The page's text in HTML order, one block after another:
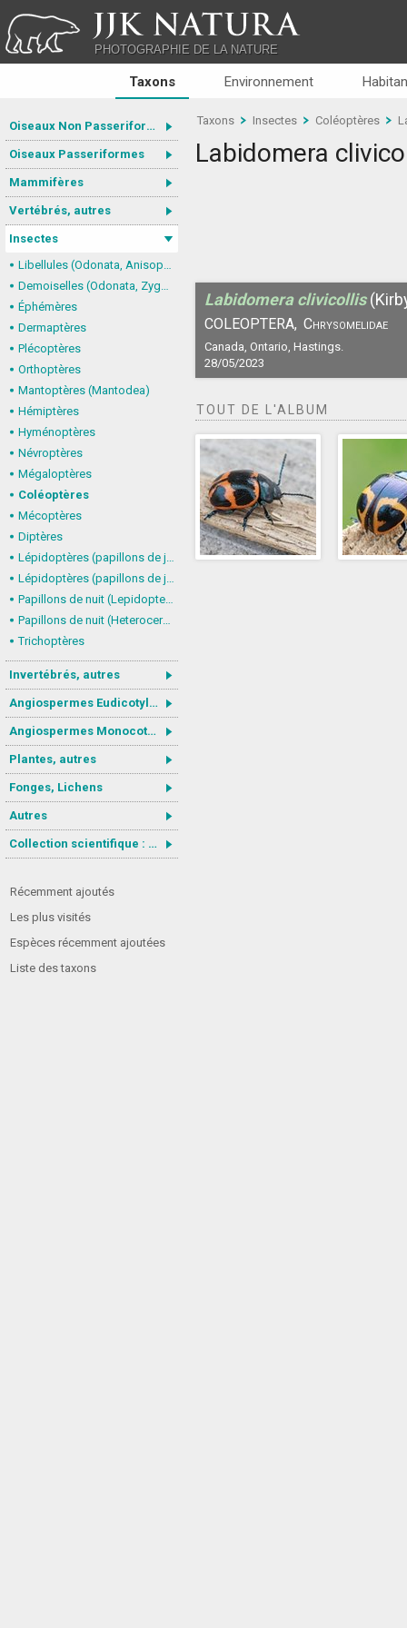
JJK NATURA
PHOTOGRAPHIE DE LA NATURE
Taxons Environnement
Oiseaux Non Passeriformes
Oiseaux Passeriformes
Mammifères
Vertébrés, autres
Insectes
Libellules (Odonata, Anisoptera)
Demoiselles (Odonata, Zygoptera)
Éphémères
Dermaptères
Plécoptères
Orthoptères
Mantoptères (Mantodea)
Hémiptères
Hyménoptères
Névroptères
Mégaloptères
Coléoptères
Mécoptères
Diptères
Lépidoptères (papillons de jour) : nymphalidés
Lépidoptères (papillons de jour, Rhopalocera), autres
Papillons de nuit (Lepidoptera, Heterocera) : Noctuoidea
Papillons de nuit (Heterocera), autres
Trichoptères
Invertébrés, autres
Angiospermes Eudicotylédones
Angiospermes Monocotylédones
Plantes, autres
Fonges, Lichens
Autres
Collection scientifique : Gastrotricha
Récemment ajoutés
Les plus visités
Espèces récemment ajoutées
Liste des taxons
Taxons Insectes Coléoptères
Labidomera
Labidomera clivicollis
COLEOPTERA, Chrysomelidae
Canada, Ontario, Hastings.
28/05/2023
TOUT DE L'ALBUM